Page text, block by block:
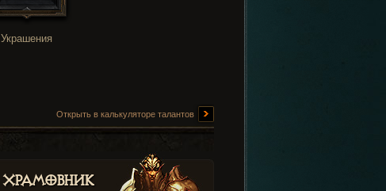
Украшения
Открыть в калькуляторе талантов
Храмовник